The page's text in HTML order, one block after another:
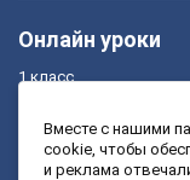
Онлайн уроки
1 класс
3 класс
Вместе с нашими
cookie, чтобы
и реклама